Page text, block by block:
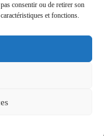
consentir ou de retirer son
et fonctions.
Immobilier